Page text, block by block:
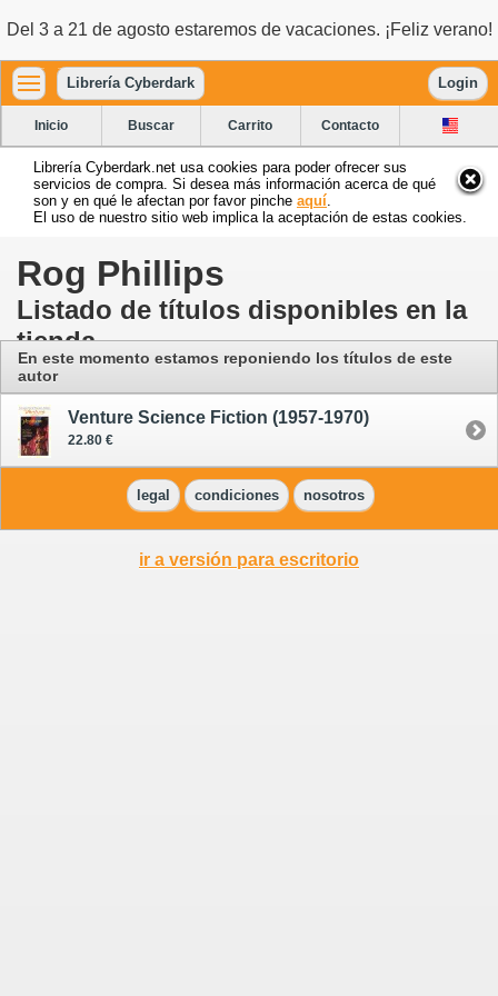
Del 3 a 21 de agosto estaremos de vacaciones. ¡Feliz verano!
Librería Cyberdark Login
Inicio Buscar Carrito Contacto
Librería Cyberdark.net usa cookies para poder ofrecer sus
servicios de compra. Si desea más información acerca de qué
son y en qué le afectan por favor pinche aquí
El uso de nuestro sitio web implica la aceptación de estas cookies.
Rog Phillips
Listado de títulos disponibles en la
tienda
En este momento estamos reponiendo los títulos de este
autor
Venture Science Fiction (1957-1970)
22.80 €
legal condiciones nosotros
ir a versión para escritorio